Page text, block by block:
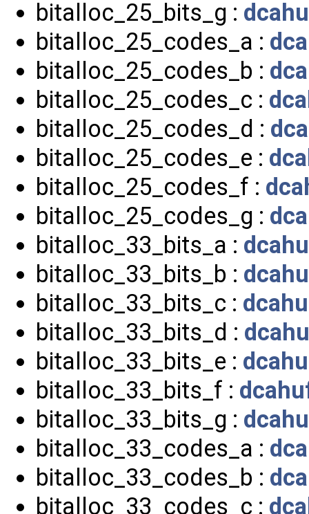
bitalloc_25_bits_g :
bitalloc_25_codes_a :
bitalloc_25_codes_b :
bitalloc_25_codes_c :
bitalloc_25_codes_d :
bitalloc_25_codes_e :
bitalloc_25_codes_f :
bitalloc_25_codes_g :
bitalloc_33_bits_a :
bitalloc_33_bits_b :
bitalloc_33_bits_c :
bitalloc_33_bits_d :
bitalloc_33_bits_e :
bitalloc_33_bits_f :
bitalloc_33_bits_g :
bitalloc_33_codes_a :
bitalloc_33_codes_b :
bitalloc_33_codes_c :